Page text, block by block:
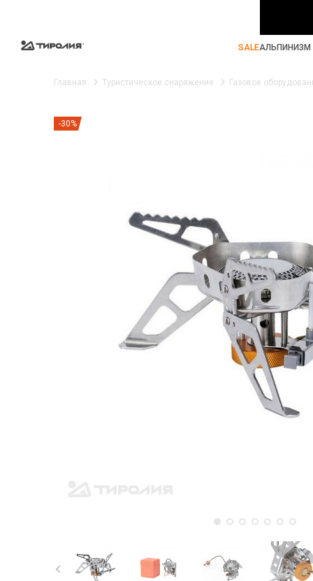
SALEАЛЬПИНИЗМ
Главная Туристическое снаряжение Газовое
-30%